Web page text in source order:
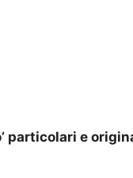
particolari e